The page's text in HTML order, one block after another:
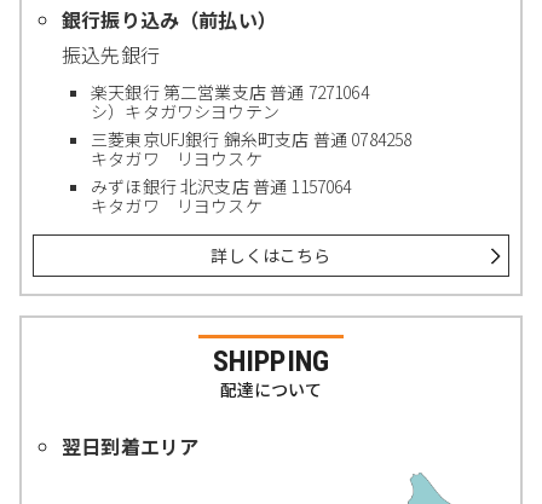
銀行振り込み（前払い）
振込先銀行
楽天銀行 第二営業支店 普通 7271064
シ）キタガワシヨウテン
三菱東京UFJ銀行 錦糸町支店 普通 0784258
キタガワ リヨウスケ
みずほ銀行 北沢支店 普通 1157064
キタガワ リヨウスケ
詳しくはこちら
SHIPPING
配達について
翌日到着エリア